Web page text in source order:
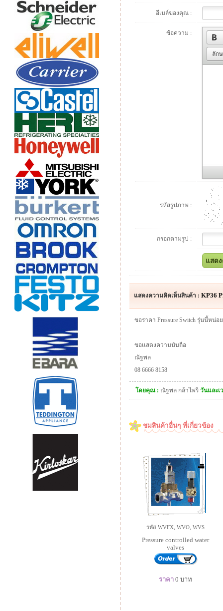
อีเมล์ของคุณ :
ข้อความ :
ลัก
รหัสรูปภาพ :
กรอกตามรูป :
แสดงความคิดเห็นสินค้า : KP36
ขอราคา Pressure Switch รุ่นนี้หน่
ขอเเสดงความนับถือ
ณัฐพล
08 6666 8158
โดยคุณ : ณัฐพล กล้าไพรี วันและเ
ชมสินค้าอื่นๆ ที่เกี่ยวข้อง
รหัส WVFX, WVO, WVS
Pressure controlled water
valves
ราคา 0 บาท